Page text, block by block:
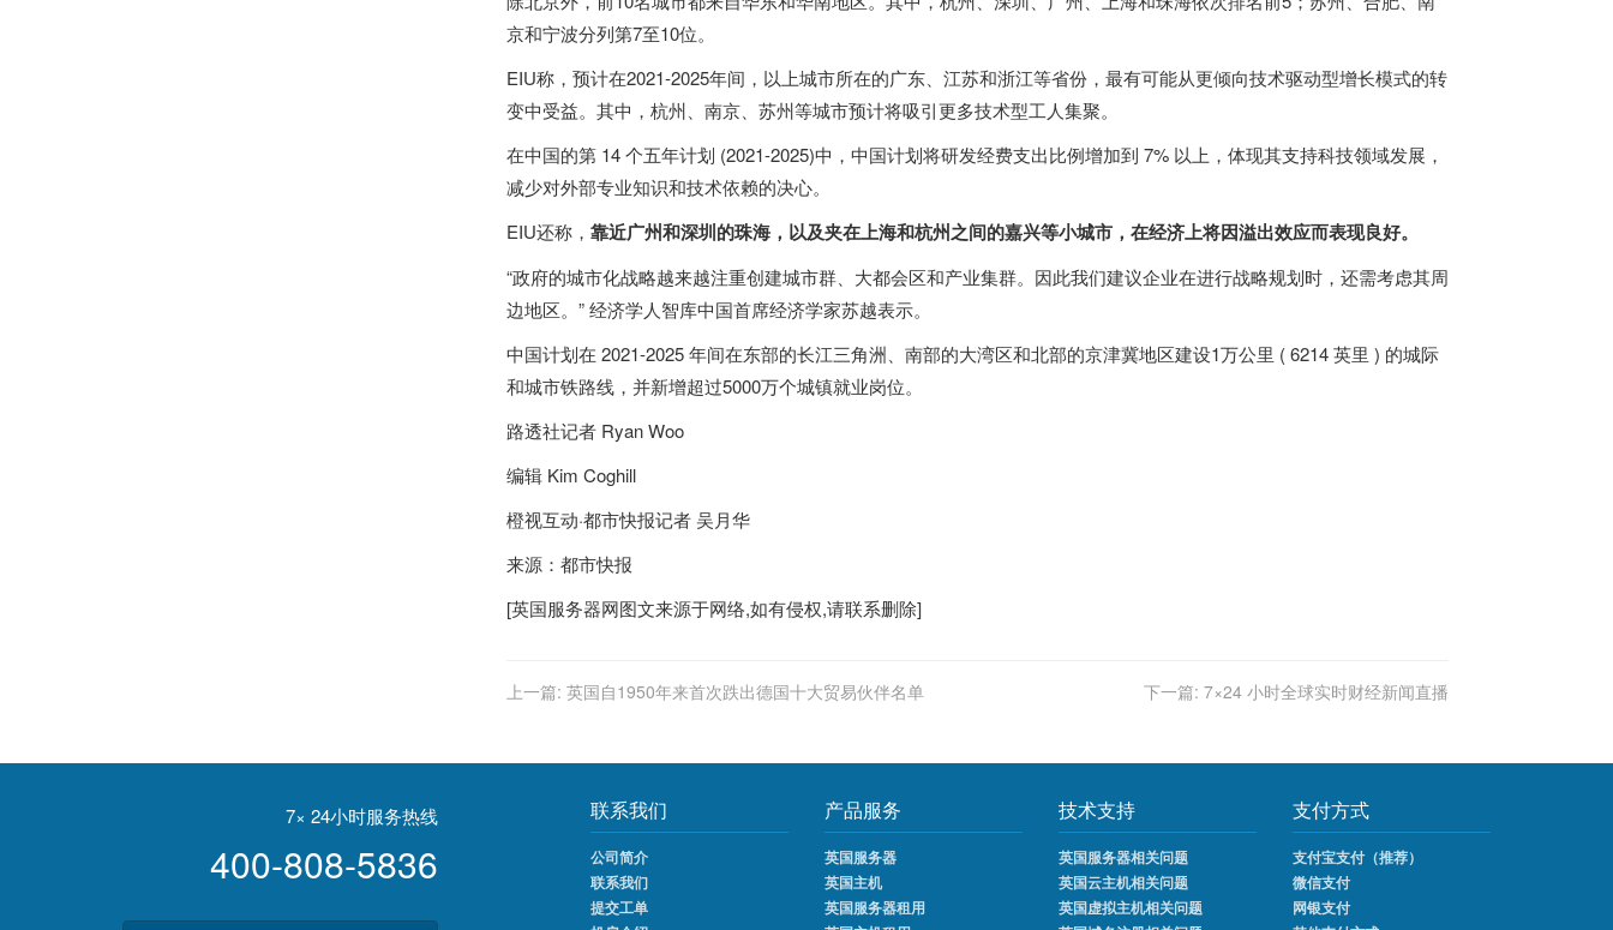
京和宁波分列第7至10位。
EIU称，预计在2021-2025年间，以上城市所在的广东、江苏和浙江等省份，最有可能从更倾向技术驱动型增长模式的转
变中受益。其中，杭州、南京、苏州等城市预计将吸引更多技术型工人集聚。
在中国的第 14 个五年计划 (2021-2025)中，中国计划将研发经费支出比例增加到 7% 以上，体现其支持科技领域发展，
减少对外部专业知识和技术依赖的决心。
EIU还称， 靠近广州和深圳的珠海，以及夹在上海和杭州之间的嘉兴等小城市，在经济上将因溢出效应而表现良好。
“政府的城市化战略越来越注重创建城市群、大都会区和产业集群。因此我们建议企业在进行战略规划时，还需考虑其周
边地区。” 经济学人智库中国首席经济学家苏越表示。
中国计划在 2021-2025 年间在东部的长江三角洲、南部的大湾区和北部的京津冀地区建设1万公里 ( 6214 英里 ) 的城际
和城市铁路线，并新增超过5000万个城镇就业岗位。
路透社记者 Ryan Woo
编辑 Kim Coghill
橙视互动·都市快报记者 吴月华
来源：都市快报
[英国服务器网图文来源于网络,如有侵权,请联系删除]
上一篇: 英国自1950年来首次跌出德国十大贸易伙伴名单 下一篇: 7×24 小时全球实时财经新闻直播
7× 24小时服务热线
400-808-5836
联系我们
公司简介
联系我们
提交工单
产品服务
英国服务器
英国主机
英国服务器租用
技术支持
英国服务器相关问题
英国云主机相关问题
英国虚拟主机相关问题
支付方式
支付宝支付（推荐）
微信支付
网银支付